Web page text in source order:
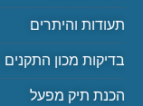
תעודות והיתרים
בדיקות מכון התקנים
הכנת תיק מפעל